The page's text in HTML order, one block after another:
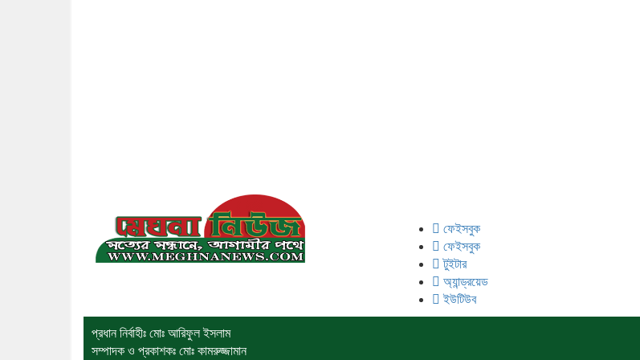
ফেইসবুক
ফেইসবুক
টুইটার
অ্যান্ড্রয়েড
ইউটিউব
প্রধান নির্বাহীঃ মোঃ আরিফুল ইসলাম
সম্পাদক ও প্রকাশকঃ মোঃ কামরুজ্জামান